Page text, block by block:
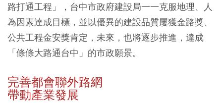
路打通工程」，台中市政府建設局一一克服地理、人
為因素達成目標，並以優異的建設品質屢獲金路獎、
公共工程金安獎肯定，未來，也將逐步推進，達成
「條條大路通台中」的市政願景。
完善都會聯外路網
帶動產業發展